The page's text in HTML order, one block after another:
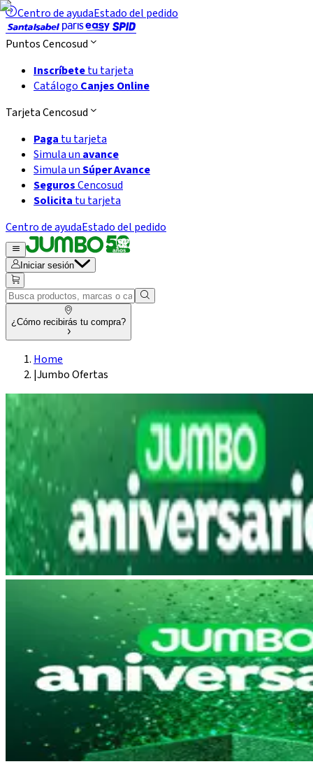
Centro de ayudaEstado del pedido
Puntos Cencosud
Inscríbetetu tarjeta
Catálogo Canjes Online
Tarjeta Cencosud
Paga tu tarjeta
Simula un avance
Simula unSúper Avance
SegurosCencosud
Solicita tu tarjeta
Centro de ayudaEstado del pedido
Iniciar sesión
¿Cómo recibirás tu compra?
Home
|Jumbo Ofertas